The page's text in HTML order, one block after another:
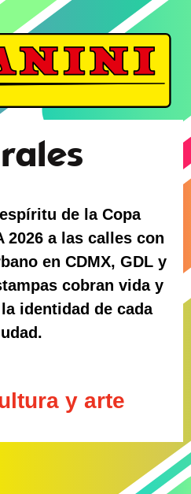
de la Copa
2026 a las calles con
en CDMX, GDL y
cobran vida y
identidad de cada
y arte